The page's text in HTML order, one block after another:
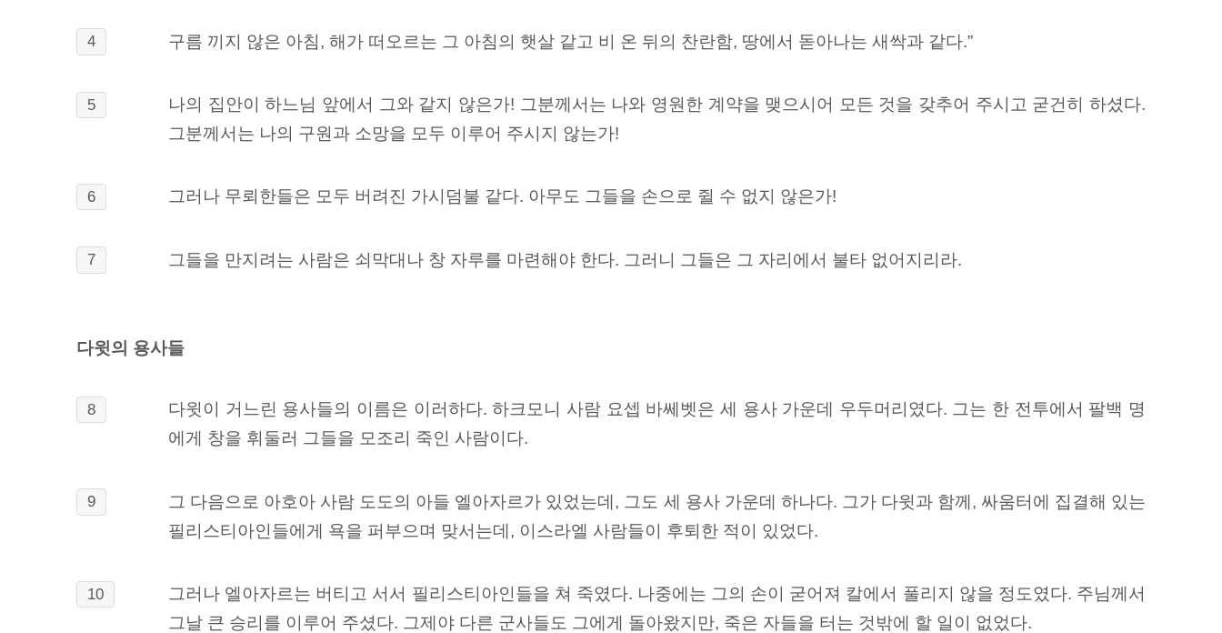
4 구름 끼지 않은 아침, 해가 떠오르는 그 아침의 햇살 같고 비 온 뒤의 찬란함, 땅에서 돋아나는 새싹과 같다.”
5
나의 집안이 하느님 앞에서 그와 같지 않은가! 그분께서는 나와 영원한 계약을 맺으시어 모든 것을 갖추어 주시고 굳건히 하셨다.
그분께서는 나의 구원과 소망을 모두 이루어 주시지 않는가!
6 그러나 무뢰한들은 모두 버려진 가시덤불 같다. 아무도 그들을 손으로 쥘 수 없지 않은가!
7 그들을 만지려는 사람은 쇠막대나 창 자루를 마련해야 한다. 그러니 그들은 그 자리에서 불타 없어지리라.
다윗의 용사들
8 다윗이 거느린 용사들의 이름은 이러하다. 하크모니 사람 요셉 바쎄벳은 세 용사 가운데 우두머리였다. 그는 한 전투에서 팔백 명
에게 창을 휘둘러 그들을 모조리 죽인 사람이다.
9
그 다음으로 아호아 사람 도도의 아들 엘아자르가 있었는데, 그도 세 용사 가운데 하나다. 그가 다윗과 함께, 싸움터에 집결해 있는
필리스티아인들에게 욕을 퍼부으며 맞서는데, 이스라엘 사람들이 후퇴한 적이 있었다.
10
그러나 엘아자르는 버티고 서서 필리스티아인들을 쳐 죽였다. 나중에는 그의 손이 굳어져 칼에서 풀리지 않을 정도였다. 주님께서
그날 큰 승리를 이루어 주셨다. 그제야 다른 군사들도 그에게 돌아왔지만, 죽은 자들을 터는 것밖에 할 일이 없었다.